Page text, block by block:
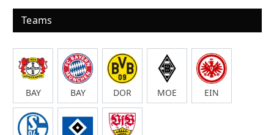
Teams
BAY BAY DOR MOE EIN